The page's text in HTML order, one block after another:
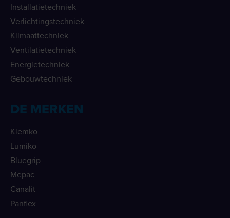
Installatietechniek
Verlichtingstechniek
Klimaattechniek
Ventilatietechniek
Energietechniek
Gebouwtechniek
DE MERKEN
Klemko
Lumiko
Bluegrip
Mepac
Canalit
Panflex